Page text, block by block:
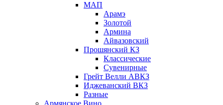
МАП
Арамэ
Золотой
Армина
Айвазовский
Прошянский КЗ
Классические
Сувенирные
Грейт Велли АВКЗ
Иджеванский ВКЗ
Разные
Армянское Вино